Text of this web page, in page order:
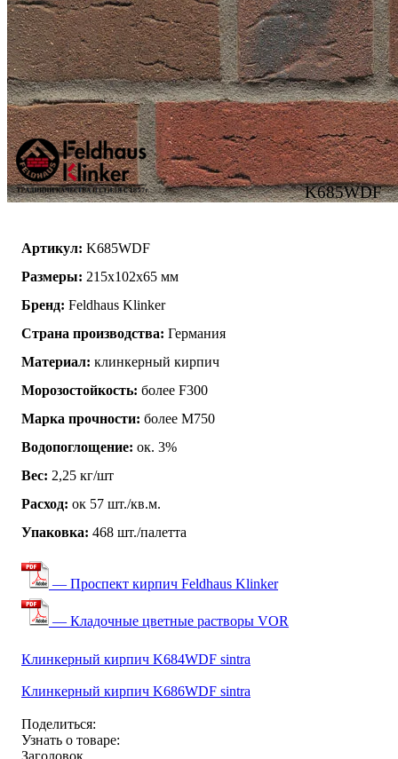
K685WDF
Артикул: K685WDF
Размеры: 215х102х65 мм
Бренд: Feldhaus Klinker
Страна производства: Германия
Материал: клинкерный кирпич
Морозостойкость: более F300
Марка прочности: более М750
Водопоглощение: ок. 3%
Вес: 2,25 кг/шт
Расход: ок 57 шт./кв.м.
Упаковка: 468 шт./палетта
— Проспект кирпич Feldhaus Klinker
— Кладочные цветные растворы VOR
Клинкерный кирпич K684WDF sintra
Клинкерный кирпич K686WDF sintra
Поделиться:
Узнать о товаре:
Заголовок